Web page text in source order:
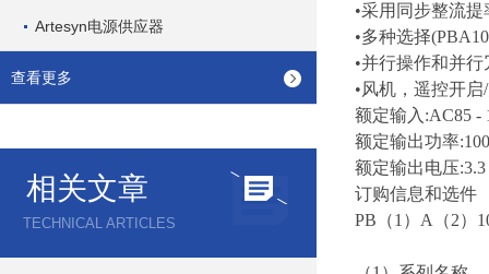
Artesyn电源供应器
查看更多
相关文章
TECHNICAL ARTICLES
•采用同步整流提
•多种选择
•并行操作和并行
•风机，遥控开启
额定输入:AC85 -
额定输出功率:
额定输出电压:3.3
订购信息和选件
PB（1）A（2）